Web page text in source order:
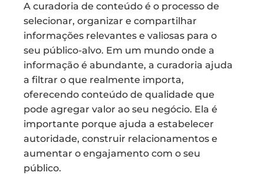
A curadoria de conteúdo é o processo de
selecionar, organizar e compartilhar
informações relevantes e valiosas para o
seu público-alvo. Em um mundo onde a
informação é abundante, a curadoria ajuda
a filtrar o que realmente importa,
oferecendo conteúdo de qualidade que
pode agregar valor ao seu negócio. Ela é
importante porque ajuda a estabelecer
autoridade, construir relacionamentos e
aumentar o engajamento com o seu
público.